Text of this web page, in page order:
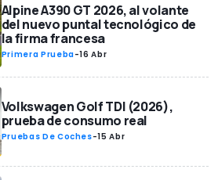
Alpine A390 GT 2026, al volante
del nuevo puntal tecnológico de
la firma francesa
Primera Prueba-16 Abr
Volkswagen Golf TDI (2026),
prueba de consumo real
Pruebas De Coches-15 Abr